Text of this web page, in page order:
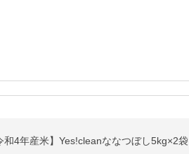
4年産米】Yes!cleanななつぼし5kg×2袋